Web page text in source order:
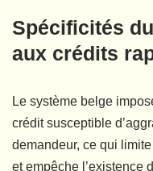
Spécificités
aux crédits
Le système belge
crédit susceptible
demandeur, ce qui
et empêche l’existence